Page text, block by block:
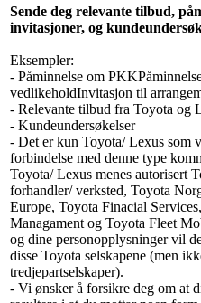
Sende deg relevante tilbud,
invitasjoner, og
Eksempler:
- Påminnelse om
vedlikeholdInvitasjon til
- Relevante tilbud fra Toyota og
- Kundeundersøkelser
- Det er kun Toyota/ Lexus som
forbindelse med denne type
Toyota/ Lexus menes autorisert
forhandler/ verksted, Toyota
Europe, Toyota Finacial
Managament og Toyota Fleet
og dine personopplysninger vil
disse Toyota selskapene (men
tredjepartselskaper).
- Vi ønsker å forsikre deg om at